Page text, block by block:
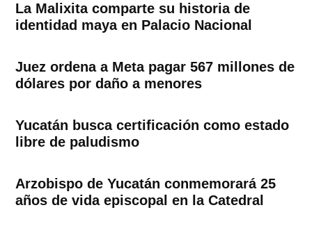
La Malixita comparte su historia de
identidad maya en Palacio Nacional
Juez ordena a Meta pagar 567 millones de
dólares por daño a menores
Yucatán busca certificación como estado
libre de paludismo
Arzobispo de Yucatán conmemorará 25
años de vida episcopal en la Catedral